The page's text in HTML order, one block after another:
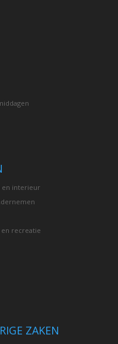
en interieur
recreatie
ZAKEN